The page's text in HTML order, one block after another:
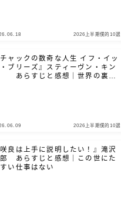
2026上半期僕的10選
チャックの数奇な人生 イフ・イッ
・ブリーズ』スティーヴン・キン
あらすじと感想｜世界の裏側
2026上半期僕的10選
咲良は上手に説明したい！』滝沢
あらすじと感想｜この世にた
い仕事はない